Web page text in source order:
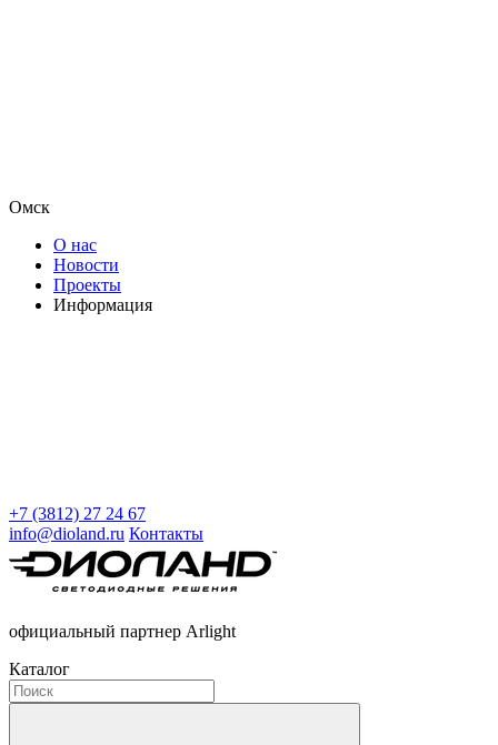
Омск
О нас
Новости
Проекты
Информация
+7 (3812) 27 24 67
info@dioland.ru Контакты
официальный партнер Arlight
Каталог